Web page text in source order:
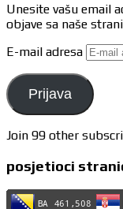
Unesite vašu email
objave sa naše
E-mail adresa
Prijava
Join 99 other
posjetioci